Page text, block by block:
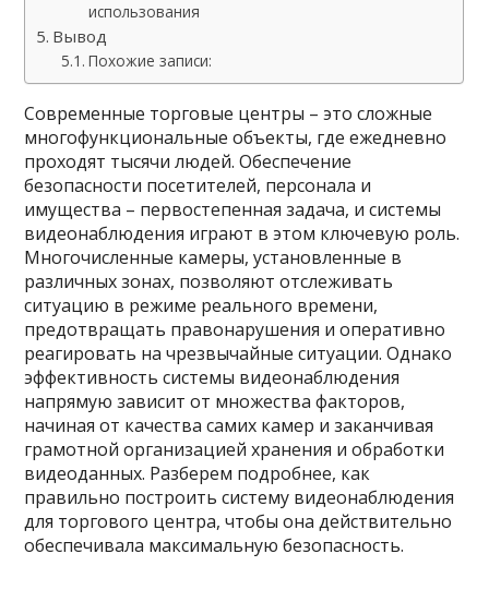
использования
Вывод
Похожие записи:
Современные торговые центры – это сложные
многофункциональные объекты, где ежедневно
проходят тысячи людей. Обеспечение
безопасности посетителей, персонала и
имущества – первостепенная задача, и системы
видеонаблюдения играют в этом ключевую роль.
Многочисленные камеры, установленные в
различных зонах, позволяют отслеживать
ситуацию в режиме реального времени,
предотвращать правонарушения и оперативно
реагировать на чрезвычайные ситуации. Однако
эффективность системы видеонаблюдения
напрямую зависит от множества факторов,
начиная от качества самих камер и заканчивая
грамотной организацией хранения и обработки
видеоданных. Разберем подробнее, как
правильно построить систему видеонаблюдения
для торгового центра, чтобы она действительно
обеспечивала максимальную безопасность.